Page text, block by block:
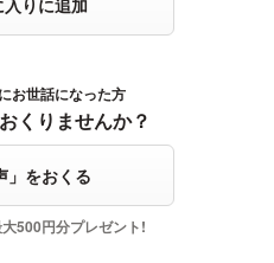
お世話になった方
くりませんか？
」をおくる
500円分プレゼント!